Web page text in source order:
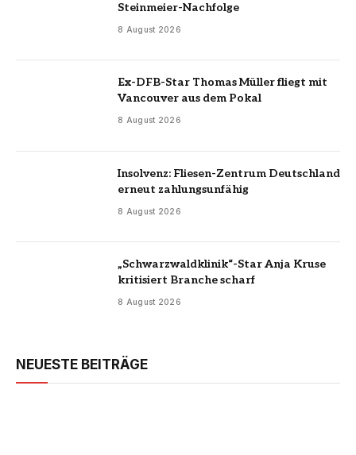
Steinmeier-Nachfolge
8 August 2026
Ex-DFB-Star Thomas Müller fliegt mit
Vancouver aus dem Pokal
8 August 2026
Insolvenz: Fliesen-Zentrum Deutschland
erneut zahlungsunfähig
8 August 2026
„Schwarzwaldklinik“-Star Anja Kruse
kritisiert Branche scharf
8 August 2026
NEUESTE BEITRÄGE